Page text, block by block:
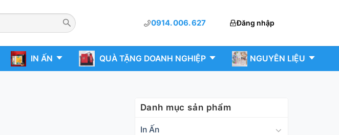
0914. 006. 627 Đăng nhập
IN ẤN QUÀ TẶNG DOANH NGHIỆP NGUYÊN LIỆU
Danh mục sản phẩm
In Ấn